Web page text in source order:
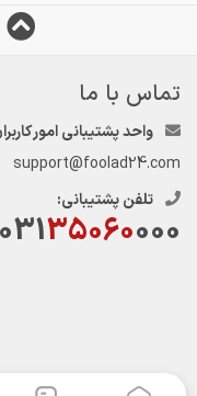
تماس با ما
واحد پشتیبانی امور
support@foolad24.com
تلفن پشتیبانی:
03135060000